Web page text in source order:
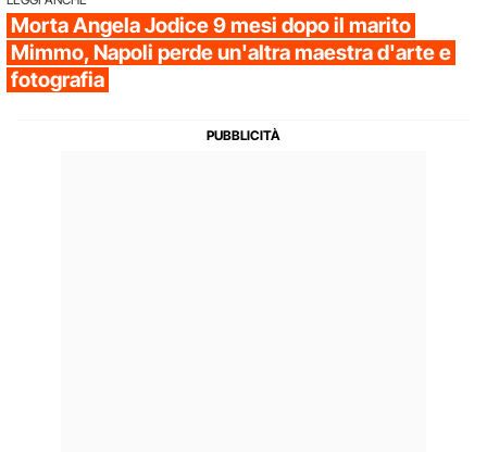
Morta Angela Jodice 9 mesi dopo il marito
Mimmo, Napoli perde un'altra maestra d'arte e
fotografia